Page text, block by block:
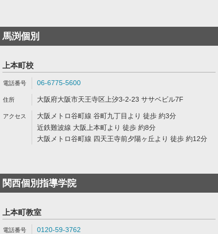
馬渕個別
上本町校
06-6775-5600
大阪府大阪市天王寺区上汐3-2-23 ササベビル7F
大阪メトロ谷町線 谷町九丁目より 徒歩 約3分
近鉄難波線 大阪上本町より 徒歩 約8分
大阪メトロ谷町線 四天王寺前夕陽ヶ丘より 徒歩 約12分
関西個別指導学院
上本町教室
0120-59-3762